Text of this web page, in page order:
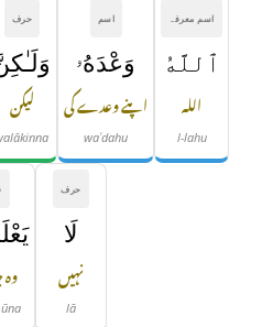
اسم معرفہ
ٱللَّهُ
اللہ
l-lahu
اسم
وَعْدَهُۥ
اپنے وعدے کی
waʿdahu
حرف
لیکن
حرف
لَا
نہیں
lā